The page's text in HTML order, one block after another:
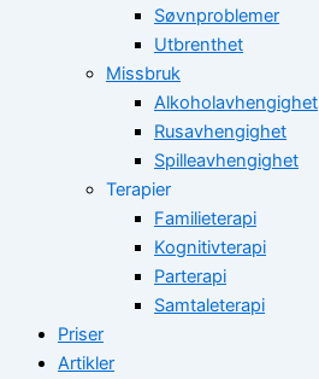
Søvnproblemer
Utbrenthet
Missbruk
Alkoholavhengighet
Rusavhengighet
Spilleavhengighet
Terapier
Familieterapi
Kognitivterapi
Parterapi
Samtaleterapi
Priser
Artikler